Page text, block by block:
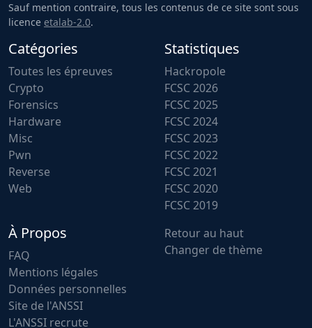
Sauf mention contraire, tous les contenus de ce site sont sous
licence etalab-2.0.
Catégories
Toutes les épreuves
Crypto
Forensics
Hardware
Misc
Pwn
Reverse
Web
Statistiques
Hackropole
FCSC 2026
FCSC 2025
FCSC 2024
FCSC 2023
FCSC 2022
FCSC 2021
FCSC 2020
FCSC 2019
À Propos
FAQ
Mentions légales
Données personnelles
Site de l'ANSSI
L'ANSSI recrute
Retour au haut
Changer de thème